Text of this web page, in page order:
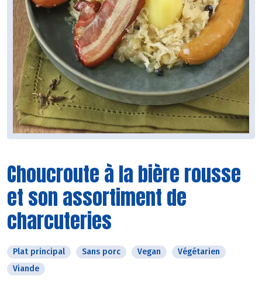
Choucroute à la bière rousse
et son assortiment de
charcuteries
Plat principal Sans porc Vegan
Végétarien
Viande